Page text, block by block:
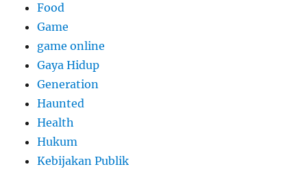
Food
Game
game online
Gaya Hidup
Generation
Haunted
Health
Hukum
Kebijakan Publik